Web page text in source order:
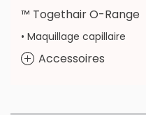
™ Togethair O-Range
• Maquillage capillaire
Accessoires